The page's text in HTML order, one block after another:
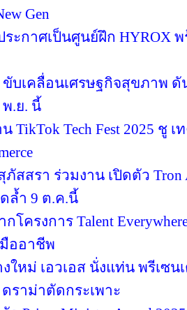
Gen
ประกาศเป็นศูนย์ฝึก HYROX
ขับเคลื่อนเศรษฐกิจสุขภาพ
.ย. นี้
TikTok Tech Fest 2025 ชู
ภัสสรา ร่วมงาน เปิดตัว
ล้ำ 9 ต.ค.นี้
โครงการ Talent
ออาชีพ
ใหม่ เอวเอส นั่งแท่น พรีเซ
ดราม่าตัดกระเพาะ